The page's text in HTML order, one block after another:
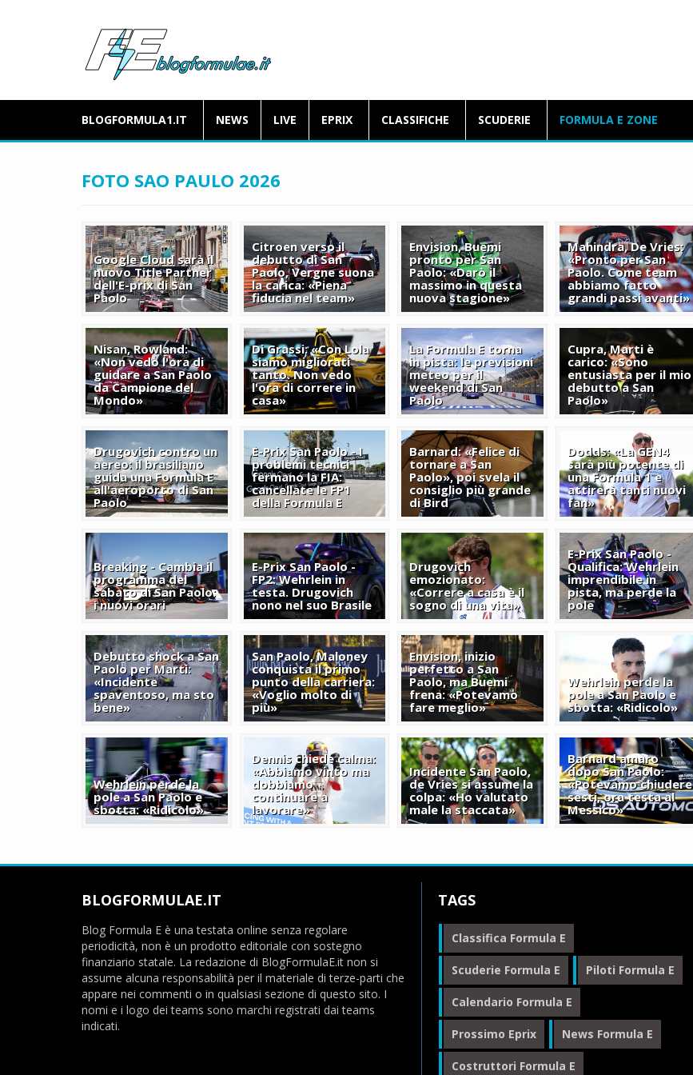
BLOGFORMULA1.IT NEWS LIVE EPRIX CLASSIFICHE SCUDERIE FORMULA E ZONE
FOTO SAO PAULO 2026
Google Cloud sarà il
nuovo Title Partner
dell'E-prix di San
Paolo
Citroen verso il
debutto di San
Paolo, Vergne suona
la carica: «Piena
fiducia nel team»
Envision, Buemi
pronto per San
Paolo: «Darò il
massimo in questa
nuova stagione»
Mahindra, De Vries:
«Pronto per San
Paolo. Come team
abbiamo fatto
grandi passi avanti»
Nisan, Rowland:
«Non vedo l'ora di
guidare a San Paolo
da Campione del
Mondo»
Di Grassi: «Con Lola
siamo migliorati
tanto. Non vedo
l'ora di correre in
casa»
La Formula E torna
in pista: le previsioni
meteo per il
weekend di San
Paolo
Cupra, Marti è
carico: «Sono
entusiasta per il mio
debutto a San
Paolo»
Drugovich contro un
aereo: il brasiliano
guida una Formula E
all'aeroporto di San
Paolo
E-Prix San Paolo - I
problemi tecnici
fermano la FIA:
cancellate le FP1
della Formula E
Barnard: «Felice di
tornare a San
Paolo», poi svela il
consiglio più grande
di Bird
Dodds: «La GEN4
sarà più potente di
una Formula 1 e
attirerà tanti nuovi
fan»
Breaking - Cambia il
programma del
sabato di San Paolo:
i nuovi orari
E-Prix San Paolo -
FP2: Wehrlein in
testa. Drugovich
nono nel suo Brasile
Drugovich
emozionato:
«Correre a casa è il
sogno di una vita»
E-Prix San Paolo -
Qualifica: Wehrlein
imprendibile in
pista, ma perde la
pole
Debutto shock a San
Paolo per Martì:
«Incidente
spaventoso, ma sto
bene»
San Paolo, Maloney
conquista il primo
punto della carriera:
«Voglio molto di
più»
Envision, inizio
perfetto a San
Paolo, ma Buemi
frena: «Potevamo
fare meglio»
Wehrlein perde la
pole a San Paolo e
sbotta: «Ridicolo»
Wehrlein perde la
pole a San Paolo e
sbotta: «Ridicolo»
Dennis chiede calma:
«Abbiamo vinto ma
dobbiamo
continuare a
lavorare»
Incidente San Paolo,
de Vries si assume la
colpa: «Ho valutato
male la staccata»
Barnard amaro
dopo San Paolo:
«Potevamo chiudere
sesti, ora testa al
Messico»
BLOGFORMULAE.IT
Blog Formula E è una testata online senza regolare
periodicità, non è un prodotto editoriale con sostegno
finanziario statale. La redazione di BlogFormulaE.it non si
assume alcuna responsabilità per il materiale di terze-parti che
appare nei commenti o in qualsiasi sezione di questo sito. I
nomi e i logo dei teams sono marchi registrati dai teams
indicati.
TAGS
Classifica Formula E
Scuderie Formula E Piloti Formula E
Calendario Formula E
Prossimo Eprix News Formula E
Costruttori Formula E